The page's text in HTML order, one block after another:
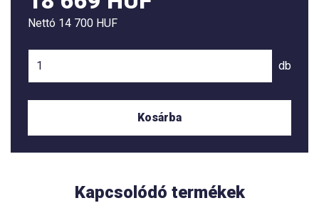
Nettó 14 700 HUF
db
Kosárba
Kapcsolódó termékek